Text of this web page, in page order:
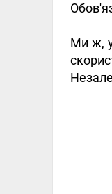
Ми ж, у